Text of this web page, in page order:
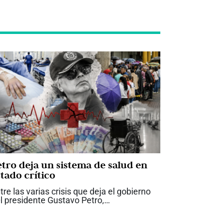
deja un sistema de salud en
crítico
las varias crisis que deja el gobierno
presidente Gustavo Petro,